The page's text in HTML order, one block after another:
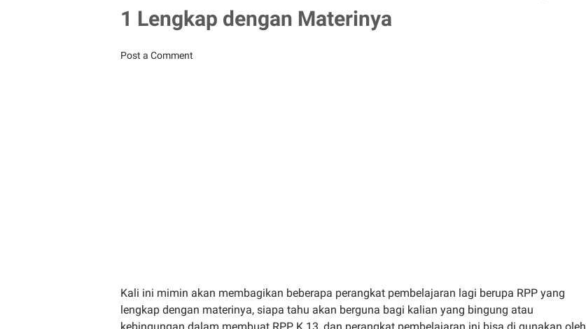
1 Lengkap dengan Materinya
Post a Comment
Kali ini mimin akan membagikan beberapa perangkat pembelajaran lagi berupa RPP yang
lengkap dengan materinya, siapa tahu akan berguna bagi kalian yang bingung atau